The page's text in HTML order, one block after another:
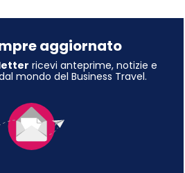
aggiornato
ricevi anteprime, notizie e
mondo del Business Travel.